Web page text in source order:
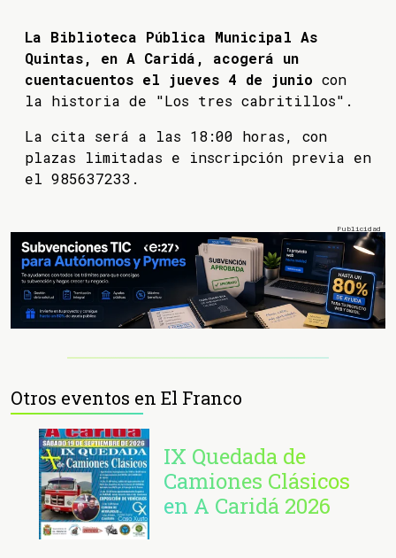
La Biblioteca Pública Municipal As
Quintas, en A Caridá, acogerá un
cuentacuentos el jueves 4 de junio con
la historia de "Los tres cabritillos".
La cita será a las 18:00 horas, con
plazas limitadas e inscripción previa en
el 985637233.
Otros eventos en El Franco
IX Quedada de
Camiones Clásicos
en A Caridá 2026